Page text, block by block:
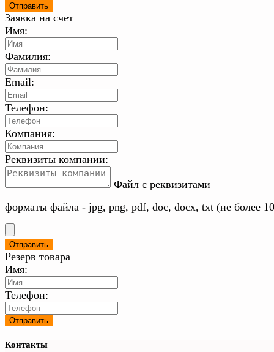
Заявка на счет
Имя:
Фамилия:
Email:
Телефон:
Компания:
Реквизиты компании:
Файл с реквизитами
форматы файла - jpg, png, pdf, doc, docx, txt (не более
Резерв товара
Имя:
Телефон:
Контакты